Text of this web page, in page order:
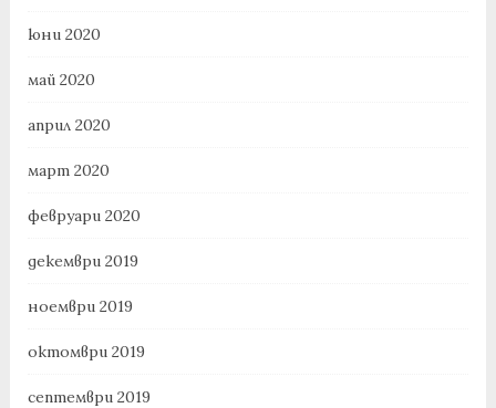
юни 2020
май 2020
април 2020
март 2020
февруари 2020
декември 2019
ноември 2019
октомври 2019
септември 2019